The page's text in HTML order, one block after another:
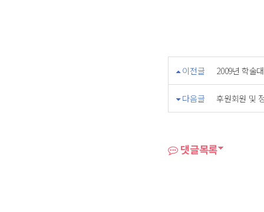
이전글 2009년 학술
다음글 후원회원 및
댓글목록